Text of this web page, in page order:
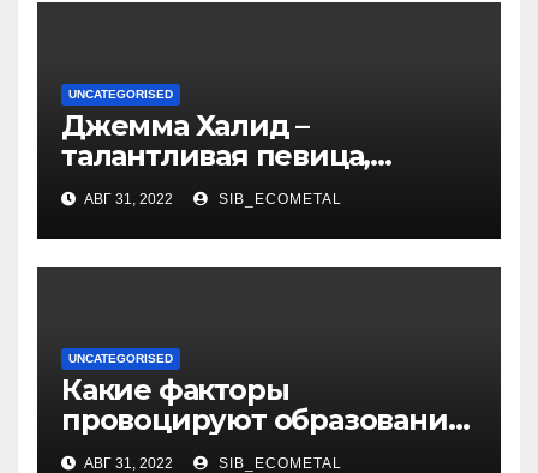
UNCATEGORISED
Джемма Халид –
талантливая певица,
музыкант и автор песен со
смыслом
АВГ 31, 2022 SIB_ECOMETAL
UNCATEGORISED
Какие факторы
провоцируют образование
жировиков
АВГ 31, 2022 SIB_ECOMETAL